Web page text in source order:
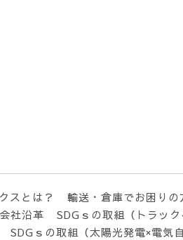
スとは？ 輸送・倉庫でお困りの
会社沿革
SDGｓの取組（トラッ
SDGｓの取組（太陽光発電×電気